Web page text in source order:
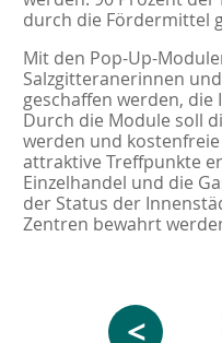
durch die Fördermittel
Mit den Pop-Up-
Salzgitteranerinnen
geschaffen werden,
Durch die Module soll
werden und kostenfreie
attraktive Treffpunkte
Einzelhandel und die
der Status der
Zentren bewahrt
<